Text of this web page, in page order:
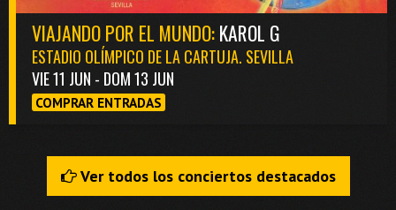
VIAJANDO POR EL MUNDO:KAROL G
ESTADIO OLÍMPICO DE LA CARTUJA. SEVILLA
VIE 11 JUN - DOM 13 JUN
COMPRAR ENTRADAS
Ver todos los conciertos destacados